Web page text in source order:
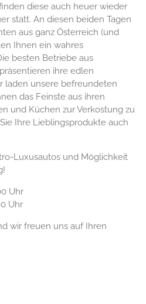
diese auch heuer wieder
statt. An diesen beiden Tagen
aus ganz Österreich (und
Ihnen ein wahres
besten Betriebe aus
ihre edlen
laden unsere befreundeten
das Feinste aus ihren
und Küchen zur Verkostung zu
Ihre Lieblingsprodukte auch
Luxusautos und Möglichkeit
Uhr
Uhr
wir freuen uns auf Ihren